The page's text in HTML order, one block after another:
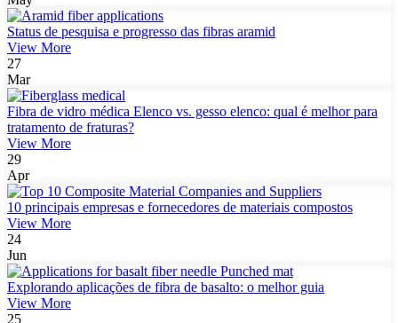
Status de pesquisa e progresso das fibras aramid
View More
27
Mar
Fibra de vidro médica Elenco vs. gesso elenco: qual é melhor para
tratamento de fraturas?
View More
29
Apr
10 principais empresas e fornecedores de materiais compostos
View More
24
Jun
Explorando aplicações de fibra de basalto: o melhor guia
View More
25